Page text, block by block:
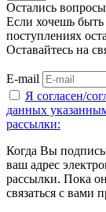
Остались
Если хочешь быть
поступлениях
Оставайтесь на
E-mail
Я согласен/
данных
рассылки:
Когда Вы
ваш адрес
рассылки. Пока
связаться с вами